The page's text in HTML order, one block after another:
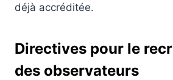
déjà accréditée.
Directives pour le
des observateurs